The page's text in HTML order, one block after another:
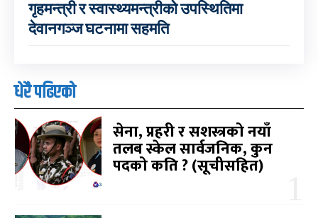
गृहमन्त्री र स्वास्थ्यमन्त्रीको उपस्थितिमा
देवानगञ्ज घटनामा सहमति
धेरै पढिएको
सेना, प्रहरी र सशस्त्रको नयाँ
तलब स्केल सार्वजनिक, कुन
पदको कति ? (सूचीसहित)